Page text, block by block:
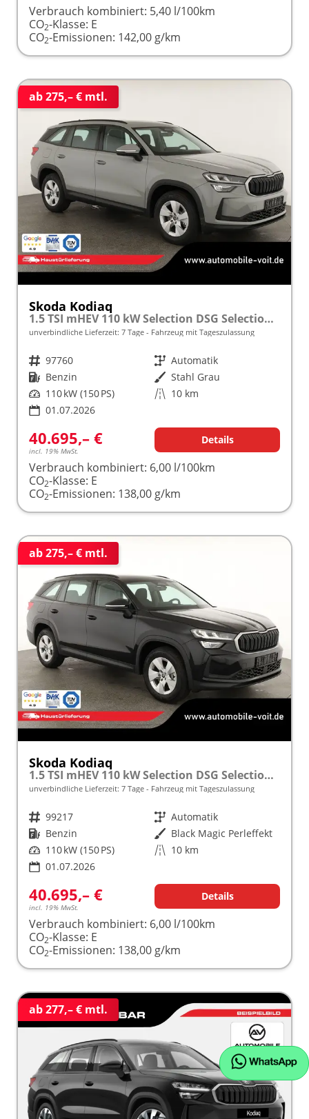
Verbrauch kombiniert: 5,40 l/100km
CO2-Klasse: E
CO2-Emissionen: 142,00 g/km
ab 275,– € mtl.
Skoda Kodiaq
1.5 TSI mHEV 110 kW Selection DSG Selection, AHK, Navi, Side, Kamera, Winter, 4 J.- Garantie
unverbindliche Lieferzeit: 7 Tage Fahrzeug mit Tageszulassung
Fahrzeugnr. 97760 Getriebe Automatik
Kraftstoff Benzin Außenfarbe Stahl Grau
Leistung 110 kW (150 PS) Kilometerstand 10 km
01.07.2026
40.695,– €
incl. 19% MwSt.
Details
Verbrauch kombiniert: 6,00 l/100km
CO2-Klasse: E
CO2-Emissionen: 138,00 g/km
ab 275,– € mtl.
Skoda Kodiaq
1.5 TSI mHEV 110 kW Selection DSG Selection, AHK, Navi, Side, Kamera, Winter, 4 J.- Garantie
unverbindliche Lieferzeit: 7 Tage Fahrzeug mit Tageszulassung
Fahrzeugnr. 99217 Getriebe Automatik
Kraftstoff Benzin Außenfarbe Black Magic Perleffekt
Leistung 110 kW (150 PS) Kilometerstand 10 km
01.07.2026
40.695,– €
incl. 19% MwSt.
Details
Verbrauch kombiniert: 6,00 l/100km
CO2-Klasse: E
CO2-Emissionen: 138,00 g/km
ab 277,– € mtl.